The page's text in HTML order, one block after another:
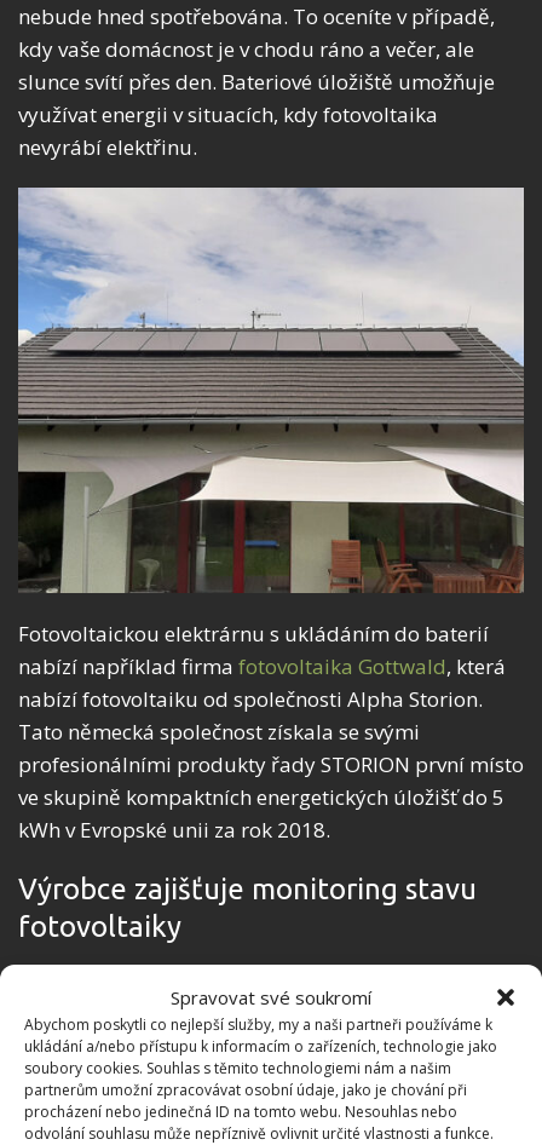
Spravovat své soukromí
Abychom poskytli co nejlepší služby, my a naši partneři používáme k
ukládání a/nebo přístupu k informacím o zařízeních, technologie jako
soubory cookies. Souhlas s těmito technologiemi nám a našim
partnerům umožní zpracovávat osobní údaje, jako je chování při
procházení nebo jedinečná ID na tomto webu. Nesouhlas nebo
odvolání souhlasu může nepříznivě ovlivnit určité vlastnosti a funkce.
nebude hned spotřebována. To oceníte v případě,
kdy vaše domácnost je v chodu ráno a večer, ale
slunce svítí přes den. Bateriové úložiště umožňuje
využívat energii v situacích, kdy fotovoltaika
nevyrábí elektřinu.
Fotovoltaickou elektrárnu s ukládáním do baterií
nabízí například firma fotovoltaika Gottwald, která
nabízí fotovoltaiku od společnosti Alpha Storion.
Tato německá společnost získala se svými
profesionálními produkty řady STORION první místo
ve skupině kompaktních energetických úložišť do 5
kWh v Evropské unii za rok 2018.
Výrobce zajišťuje monitoring stavu
fotovoltaiky
Fotovoltaické elektrárny od společnosti Alpha
Storion si také samy zajišťujídálkový dohled,
hlášení výrobci o svém stavu a aktualizaci svého
softwaru. Díky tomu je zajištěno, žezařízení bude
fungovat optimálněa životnost bude dosahovat i